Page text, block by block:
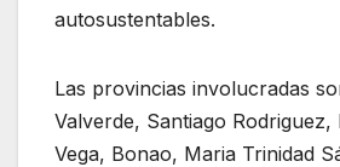
autosustentables.
Las provincias involucradas
Valverde, Santiago Rodriguez,
Vega, Bonao, Maria Trinidad